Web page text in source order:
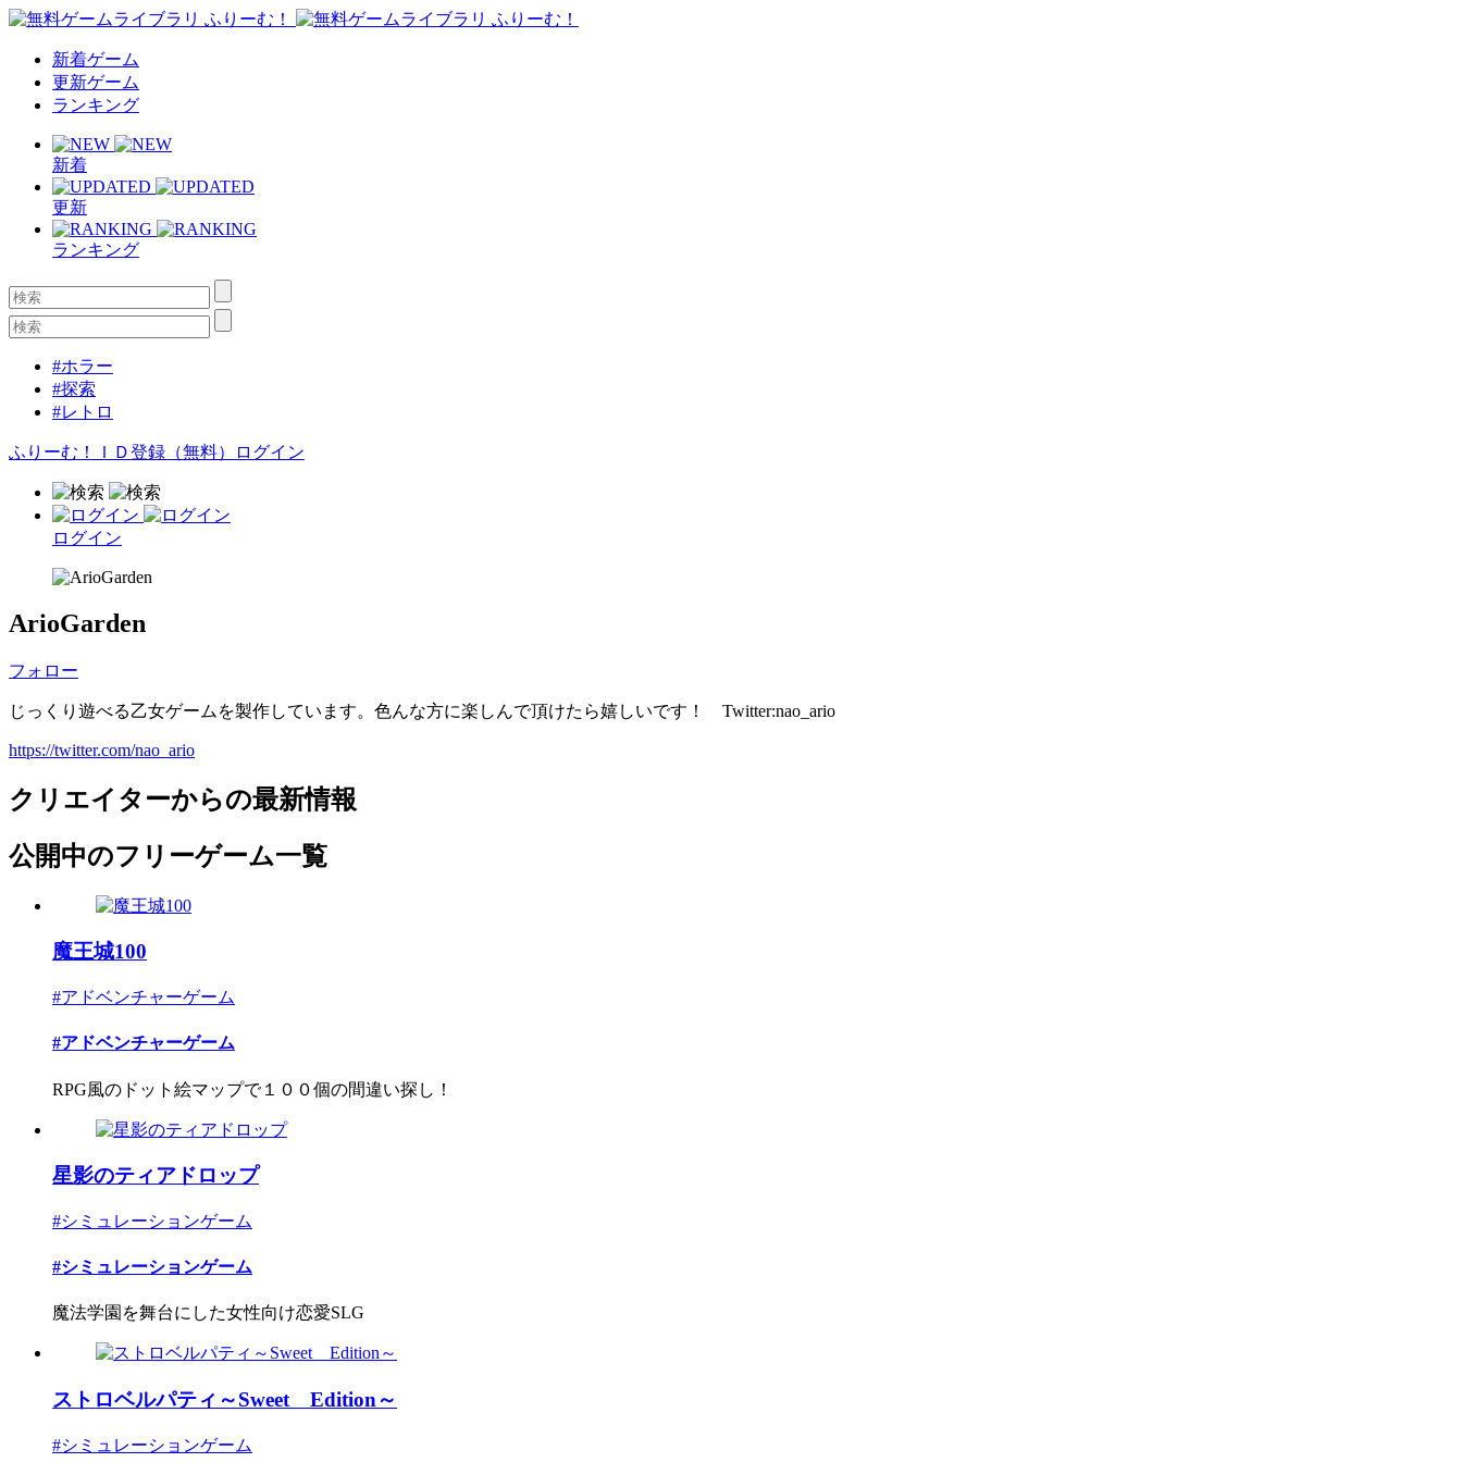
新着ゲーム
更新ゲーム
ランキング
新着
更新
ランキング
#ホラー
#探索
#レトロ
ふりーむ！ＩＤ登録（無料） ログイン
ログイン
ArioGarden
フォロー
じっくり遊べる乙女ゲームを製作しています。色んな方に楽しんで頂けたら嬉しいです！ Twitter:nao_ario
https://twitter.com/nao_ario
クリエイターからの最新情報
公開中のフリーゲーム一覧
魔王城100
#アドベンチャーゲーム
#アドベンチャーゲーム
RPG風のドット絵マップで１００個の間違い探し！
星影のティアドロップ
#シミュレーションゲーム
#シミュレーションゲーム
魔法学園を舞台にした女性向け恋愛SLG
ストロベルパティ～Sweet Edition～
#シミュレーションゲーム